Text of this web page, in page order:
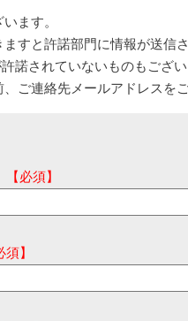
ます。
すと許諾部門に情報が送信
諾されていないものもござ
ご連絡先メールアドレスを
【必須】
須】